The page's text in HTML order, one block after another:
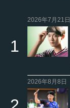
2026年7月21日
2026年8月8日